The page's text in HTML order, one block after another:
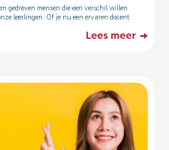
gedreven mensen die een verschil willen
leerlingen. Of je nu een ervaren docent
Lees meer